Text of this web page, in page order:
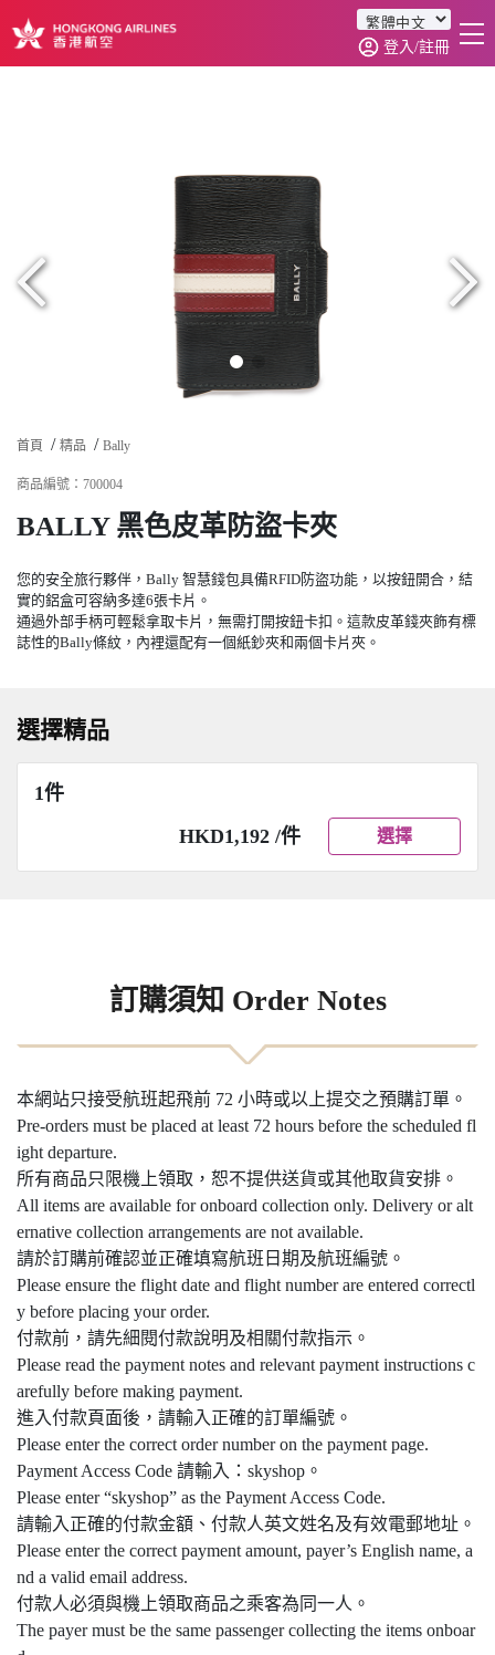
登入/註冊
首頁 精品 Bally
商品編號：700004
BALLY 黑色皮革防盜卡夾
您的安全旅行夥伴，Bally 智慧錢包具備RFID防盜功能，以按鈕開合，結
實的鋁盒可容納多達6張卡片。
通過外部手柄可輕鬆拿取卡片，無需打開按鈕卡扣。這款皮革錢夾飾有標
誌性的Bally條紋，內裡還配有一個紙鈔夾和兩個卡片夾。
選擇精品
1件
HKD1,192 /件
選擇
訂購須知 Order Notes
本網站只接受航班起飛前 72 小時或以上提交之預購訂單。
Pre-orders must be placed at least 72 hours before the scheduled fl
ight departure.
所有商品只限機上領取，恕不提供送貨或其他取貨安排。
All items are available for onboard collection only. Delivery or alt
ernative collection arrangements are not available.
請於訂購前確認並正確填寫航班日期及航班編號。
Please ensure the flight date and flight number are entered correctl
y before placing your order.
付款前，請先細閱付款說明及相關付款指示。
Please read the payment notes and relevant payment instructions c
arefully before making payment.
進入付款頁面後，請輸入正確的訂單編號。
Please enter the correct order number on the payment page.
Payment Access Code 請輸入：skyshop。
Please enter “skyshop” as the Payment Access Code.
請輸入正確的付款金額、付款人英文姓名及有效電郵地址。
Please enter the correct payment amount, payer’s English name, a
nd a valid email address.
付款人必須與機上領取商品之乘客為同一人。
The payer must be the same passenger collecting the items onboar